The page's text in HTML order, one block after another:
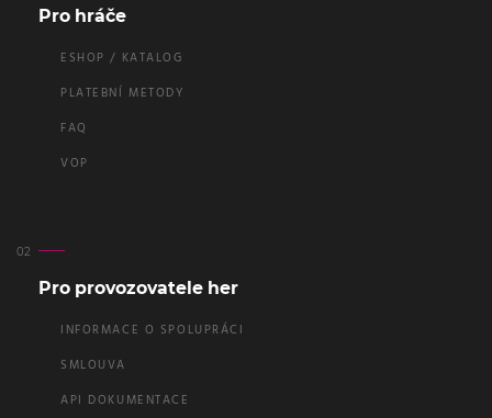
Pro hráče
ESHOP / KATALOG
PLATEBNÍ METODY
FAQ
VOP
Pro provozovatele her
INFORMACE O SPOLUPRÁCI
SMLOUVA
API DOKUMENTACE